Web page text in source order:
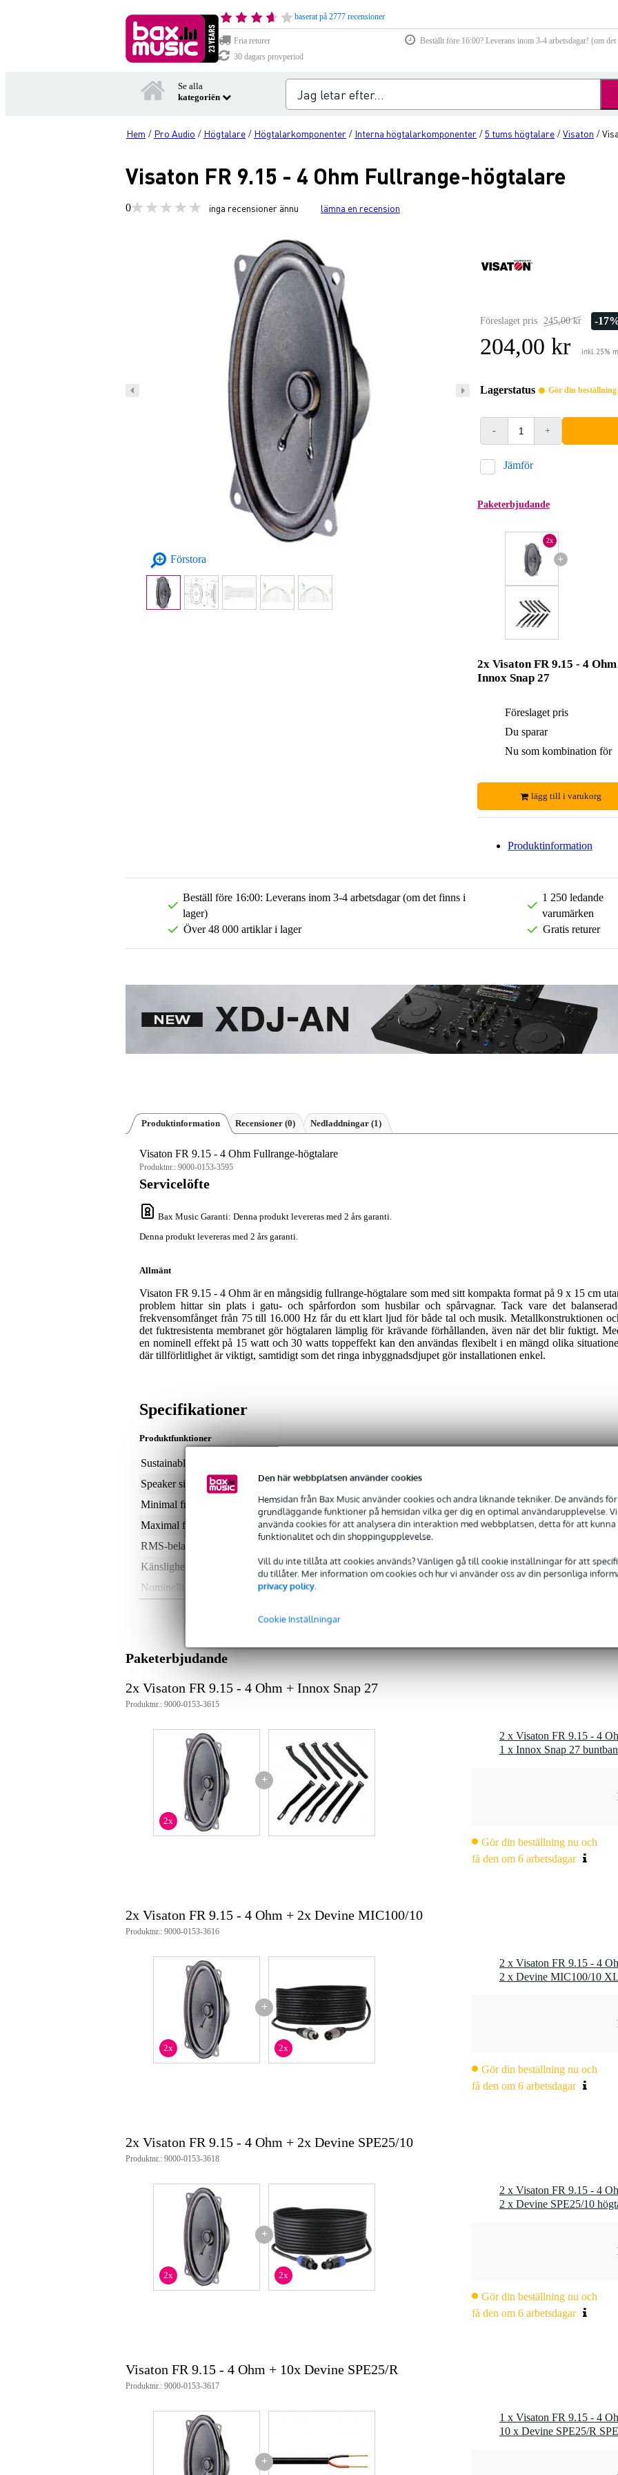
Den här webbplatsen använder cookies
Hemsidan från Bax Music använder cookies och andra liknande tekniker. De används
grundläggande funktioner på hemsidan vilka ger dig en optimal användarupplevelse.
använda cookies för att analysera din interaktion med webbplatsen, detta för att
funktionalitet och din shoppingupplevelse.
Vill du inte tillåta att cookies används? Vänligen gå till cookie inställningar för att
du tillåter. Mer information om cookies och hur vi använder oss av din personliga
privacy policy.
Cookie Inställningar
baserat på 2777 recensioner
Fria returer
Beställt före 16:00? Leverans inom 3-4 arbetsdagar! (om
30 dagars provperiod
Se alla
kategoriën
Hem / Pro Audio / Högtalare / Högtalarkomponenter / Interna högtalarkomponenter /5 tums högtalare /Visaton /
Visaton FR 9.15 - 4 Ohm Fullrange-högtalare
0 inga recensioner ännu lämna en recension
Förstora
Föreslaget pris 245,00 kr -
204,00 kr inkl. 25%
Lagerstatus Gör din
- +
Jämför
Paketerbjudande
+
2x
2x Visaton FR 9.15 - 4
Innox Snap 27
Föreslaget pris
Du sparar
Nu som kombination för
lägg till i varukorg
Produktinformation
Beställ före 16:00: Leverans inom 3-4 arbetsdagar (om det finns i
lager)
Över 48 000 artiklar i lager
1 250 ledande
varumärken
Gratis returer
Produktinformation Recensioner (0) Nedladdningar (1)
Visaton FR 9.15 - 4 Ohm Fullrange-högtalare
Produktnr.: 9000-0153-3595
Servicelöfte
Bax Music Garanti: Denna produkt levereras med 2 års garanti.
Denna produkt levereras med 2 års garanti.
Allmänt
Visaton FR 9.15 - 4 Ohm är en mångsidig fullrange-högtalare som med sitt kompakta format på 9 x 15 cm
problem hittar sin plats i gatu- och spårfordon som husbilar och spårvagnar. Tack vare det
frekvensomfånget från 75 till 16.000 Hz får du ett klart ljud för både tal och musik. Metallkonstruktionen
det fuktresistenta membranet gör högtalaren lämplig för krävande förhållanden, även när det blir fuktigt.
en nominell effekt på 15 watt och 30 watts toppeffekt kan den användas flexibelt i en mängd olika
där tillförlitlighet är viktigt, samtidigt som det ringa inbyggnadsdjupet gör installationen enkel.
Specifikationer
Produktfunktioner
Sustainable product
Speaker size (inches)
3.5
Minimal frekvens
60 - 79 Hz
Maximal frekvens
16 - 16,9 kHz
RMS-belastning i Watt
Känslighet
85 dB
Nominellt motstånd
4 Ohm
40 - 49 mm
Typ magnet
ferriet
Vikt (inkl. förpackning)
Produktspecifikationer
högtalartyp: fullregisterelement
rms-effekt: 15 W
toppeffekt: 30 W
nominell impedans: 4 ohm
impedans_ohm: 4 Ohm
frekvenssvar: 75 - 16000 Hz
xmax: +/-1,5 mm
fs: 120 Hz
qes: 2,29
qts: 1,82
vas: 2,9 l
sd: 79 cm²
rörlig massa: 4,6 g
bl-faktor: 2,3 Tm
talspole diameter: 20 mm
talspolens längd: 5 mm
utskärningsdiameter: 146 x 87 mm (oval)
Paketerbjudande
2x Visaton FR 9.15 - 4 Ohm + Innox Snap 27
Produktnr.: 9000-0153-3615
+
2x
2 x Visaton FR 9.15 - 4
1 x Innox Snap 27
Gör din beställning nu och
få den om 6 arbetsdagar
2x Visaton FR 9.15 - 4 Ohm + 2x Devine MIC100/10
Produktnr.: 9000-0153-3616
+
2x 2x
2 x Visaton FR 9.15 - 4
Gör din beställning nu och
få den om 6 arbetsdagar
2x Visaton FR 9.15 - 4 Ohm + 2x Devine SPE25/10
Produktnr.: 9000-0153-3618
+
2x 2x
2 x Visaton FR 9.15 - 4
Gör din beställning nu och
få den om 6 arbetsdagar
Visaton FR 9.15 - 4 Ohm + 10x Devine SPE25/R
Produktnr.: 9000-0153-3617
+
1 x Visaton FR 9.15 - 4